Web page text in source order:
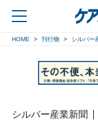
HOME 刊行物 シルバー
シルバー産業新聞